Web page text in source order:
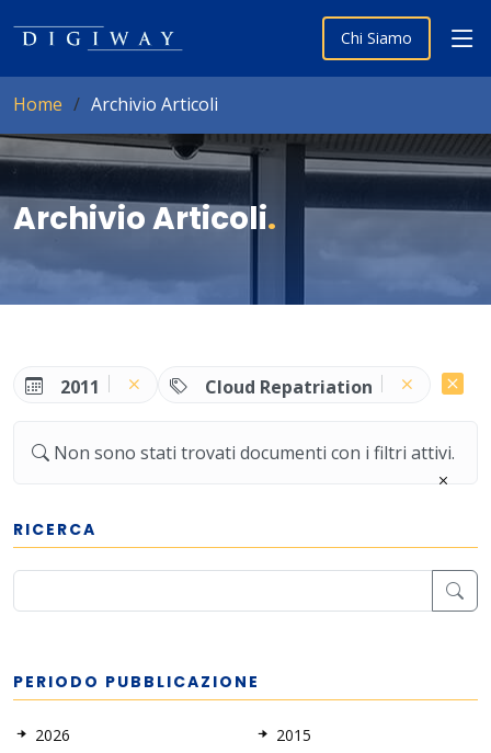
Chi Siamo
Home Archivio Articoli
Archivio Articoli.
2011 Cloud Repatriation
Non sono stati trovati documenti con i filtri attivi.
RICERCA
PERIODO PUBBLICAZIONE
2026
2015